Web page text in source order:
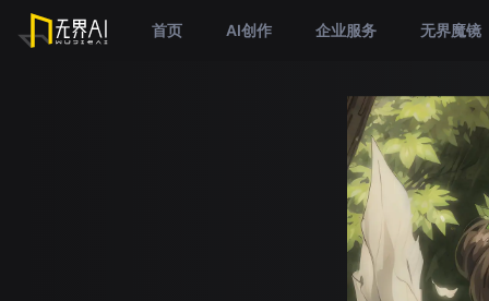
首页 AI创作 企业服务 无界魔镜